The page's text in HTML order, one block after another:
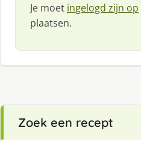
Je moet ingelogd zijn op
plaatsen.
Zoek een recept